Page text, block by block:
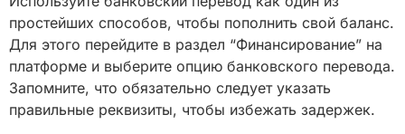
простейших способов, чтобы пополнить свой баланс.
Для этого перейдите в раздел “Финансирование” на
платформе и выберите опцию банковского перевода.
Запомните, что обязательно следует указать
правильные реквизиты, чтобы избежать задержек.